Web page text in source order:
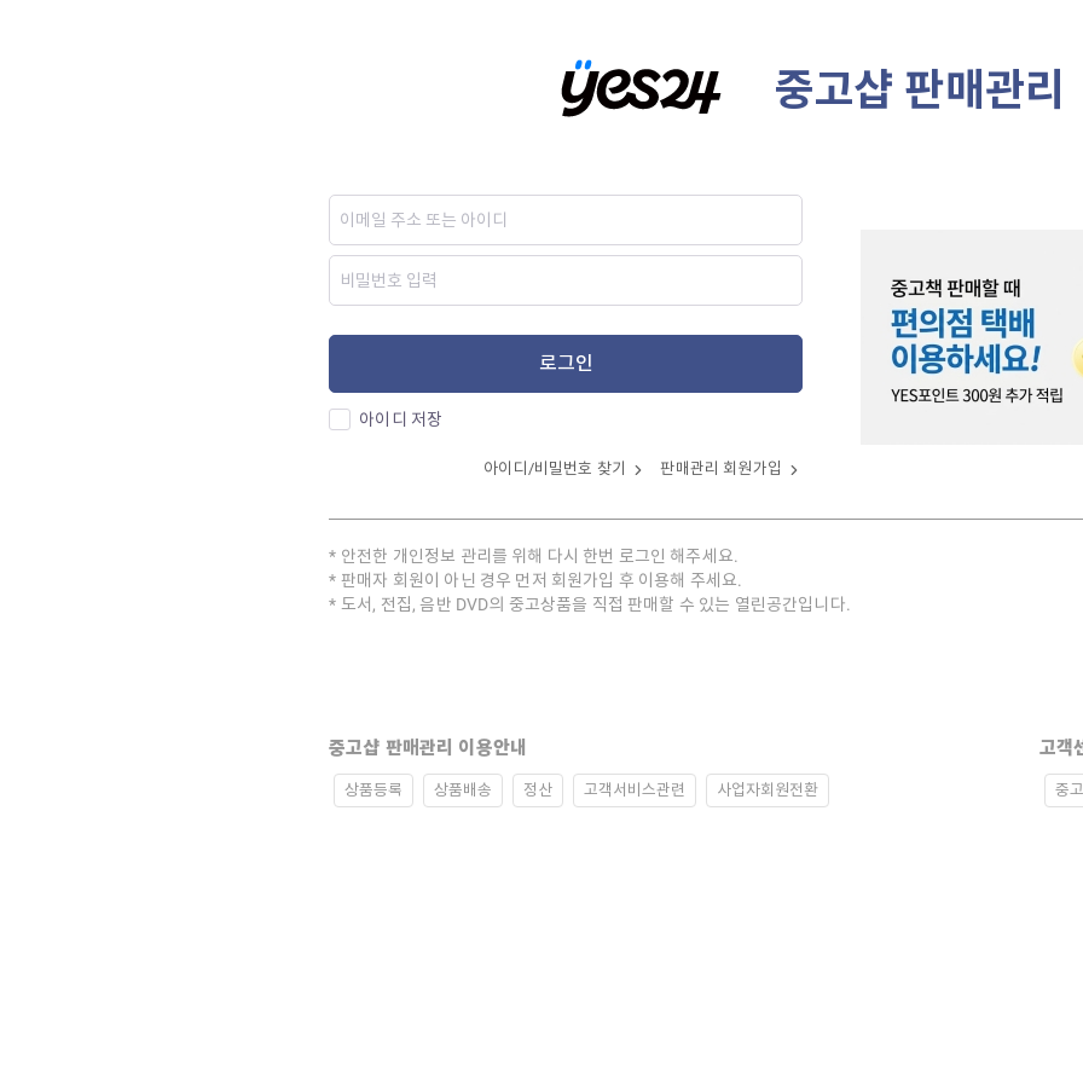
중고샵 판매관리
로그인
아이디 저장
아이디/비밀번호 찾기 판매관리 회원가입
안전한 개인정보 관리를 위해 다시 한번 로그인 해주세요.
판매자 회원이 아닌 경우 먼저 회원가입 후 이용해 주세요.
도서, 전집, 음반 DVD의 중고상품을 직접 판매할 수 있는 열린공간입니다.
중고샵 판매관리 이용안내
상품등록 상품배송 정산 고객서비스관련 사업자회원전환
고객
중